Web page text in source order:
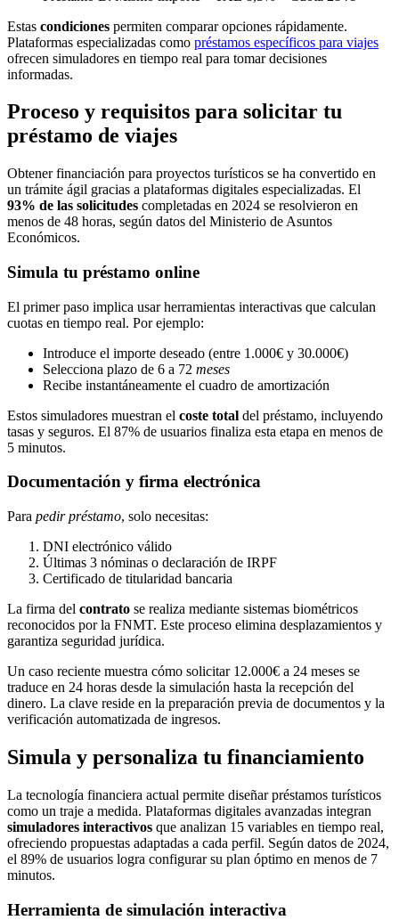
Estas condiciones permiten comparar opciones rápidamente.
Plataformas especializadas como préstamos específicos para viajes
ofrecen simuladores en tiempo real para tomar decisiones
informadas.
Proceso y requisitos para solicitar tu
préstamo de viajes
Obtener financiación para proyectos turísticos se ha convertido en
un trámite ágil gracias a plataformas digitales especializadas. El
93% de las solicitudes completadas en 2024 se resolvieron en
menos de 48 horas, según datos del Ministerio de Asuntos
Económicos.
Simula tu préstamo online
El primer paso implica usar herramientas interactivas que calculan
cuotas en tiempo real. Por ejemplo:
Introduce el importe deseado (entre 1.000€ y 30.000€)
Selecciona plazo de 6 a 72 meses
Recibe instantáneamente el cuadro de amortización
Estos simuladores muestran el coste total del préstamo, incluyendo
tasas y seguros. El 87% de usuarios finaliza esta etapa en menos de
5 minutos.
Documentación y firma electrónica
Para pedir préstamo, solo necesitas:
DNI electrónico válido
Últimas 3 nóminas o declaración de IRPF
Certificado de titularidad bancaria
La firma del contrato se realiza mediante sistemas biométricos
reconocidos por la FNMT. Este proceso elimina desplazamientos y
garantiza seguridad jurídica.
Un caso reciente muestra cómo solicitar 12.000€ a 24 meses se
traduce en 24 horas desde la simulación hasta la recepción del
dinero. La clave reside en la preparación previa de documentos y la
verificación automatizada de ingresos.
Simula y personaliza tu financiamiento
La tecnología financiera actual permite diseñar préstamos turísticos
como un traje a medida. Plataformas digitales avanzadas integran
simuladores interactivos que analizan 15 variables en tiempo real,
ofreciendo propuestas adaptadas a cada perfil. Según datos de 2024,
el 89% de usuarios logra configurar su plan óptimo en menos de 7
minutos.
Herramienta de simulación interactiva